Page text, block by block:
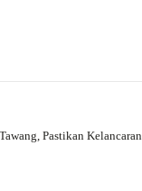
Pastikan Kelancaran